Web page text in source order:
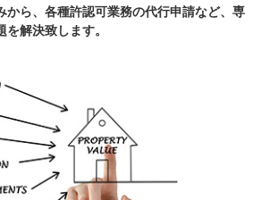
から、各種許認可業務の代行申請など、専
解決致します。